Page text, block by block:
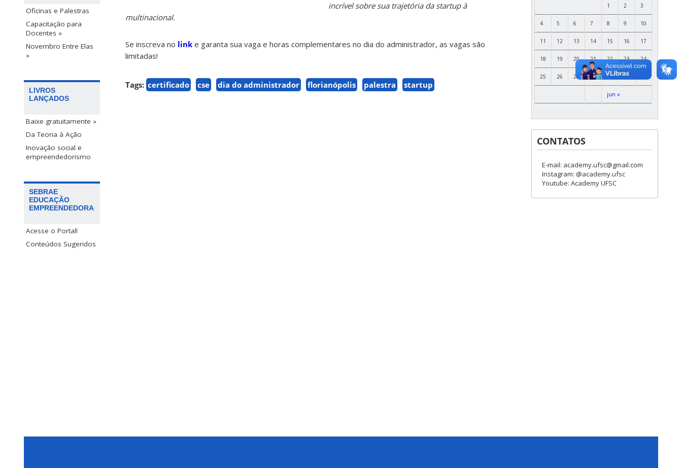
Oficinas e Palestras
Capacitação para
Docentes »
Novembro Entre Elas
»
LIVROS
LANÇADOS
Baixe gratuitamente »
Da Teoria à Ação
Inovação social e
empreendedorismo
SEBRAE
EDUCAÇÃO
EMPREENDEDORA
Acesse o Portal!
Conteúdos Sugeridos
incrível sobre sua trajetória da startup à
multinacional.
Se inscreva no link e garanta sua vaga e horas complementares no dia do administrador, as vagas são
limitadas!
Tags: certificado cse dia do administrador florianópolis palestra startup
jun »
1 2 3
4 5 6 7 8 9 10
11 12 13 14 15 16 17
18 19 20 21 22 23 24
25 26 27 28 29 30
CONTATOS
E-mail: academy.ufsc@gmail.com
Instagram: @academy.ufsc
Youtube: Academy UFSC